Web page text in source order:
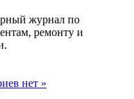
журнал по
ремонту и
нет »